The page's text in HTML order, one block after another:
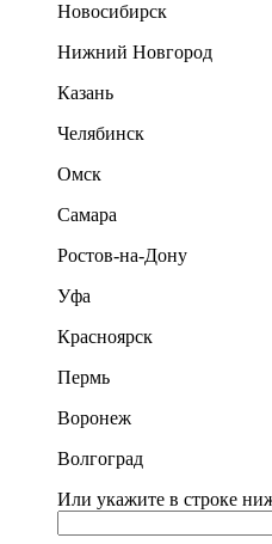
Новосибирск
Нижний Новгород
Казань
Челябинск
Омск
Самара
Ростов-на-Дону
Уфа
Красноярск
Пермь
Воронеж
Волгоград
Или укажите в строке